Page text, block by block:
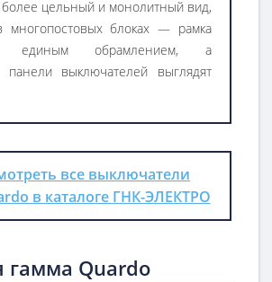
более цельный и монолитный вид,
многопостовых блоках — рамка
единым обрамлением, а
панели выключателей выглядят
все выключатели
в каталоге ГНК-ЭЛЕКТРО
гамма Quardo